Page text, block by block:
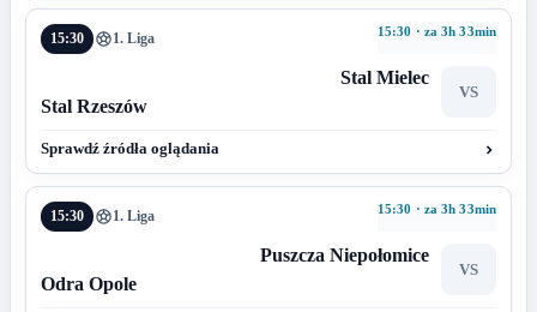
15:30 1. Liga 15:30 · za 3h 33min
Stal Mielec
VS
Stal Rzeszów
Sprawdź źródła oglądania
15:30 1. Liga 15:30 · za 3h 33min
Puszcza Niepołomice
VS
Odra Opole